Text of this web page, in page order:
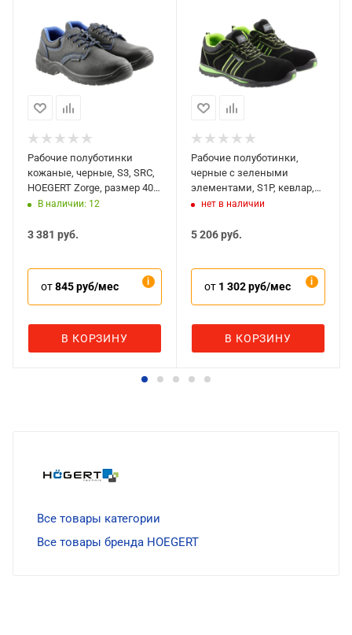
Рабочие полуботинки
кожаные, черные, S3, SRC,
HOEGERT Zorge, размер 40,
HT5K506-40
В наличии: 12
3 381 руб.
от845 руб/мес
В КОРЗИНУ
Рабочие полуботинки,
черные с зелеными
элементами, S1P, кевлар,
композит, HOEGERT Regen,
нет в наличии
5 206руб.
от 1 302 руб/мес
В КОРЗИНУ
Все товары категории
Все товары бренда HOEGERT